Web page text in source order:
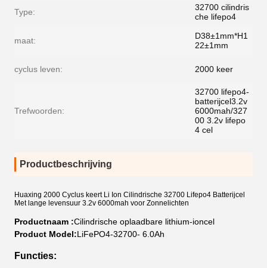
Type:
32700 cilindris
che lifepo4
maat:
D38±1mm*H1
22±1mm
cyclus leven: 2000 keer
Trefwoorden:
32700 lifepo4-
batterijcel3.2v
6000mah/327
00 3.2v lifepo
4 cel
Productbeschrijving
Huaxing 2000 Cyclus keert Li Ion Cilindrische 32700 Lifepo4 Batterijcel
Met lange levensuur 3.2v 6000mah voor Zonnelichten
Productnaam :Cilindrische oplaadbare lithium-ioncel
Product Model:LiFePO4-32700- 6.0Ah
Functies: